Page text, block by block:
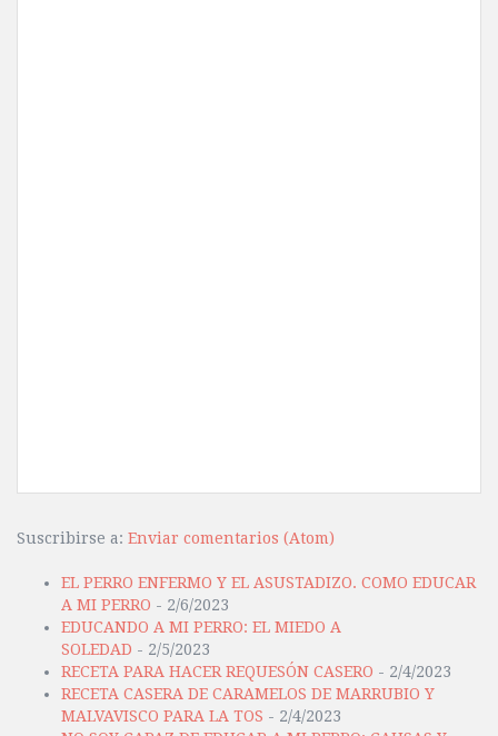
Suscribirse a: Enviar comentarios (Atom)
EL PERRO ENFERMO Y EL ASUSTADIZO. COMO EDUCAR
A MI PERRO - 2/6/2023
EDUCANDO A MI PERRO: EL MIEDO A
SOLEDAD - 2/5/2023
RECETA PARA HACER REQUESÓN CASERO - 2/4/2023
RECETA CASERA DE CARAMELOS DE MARRUBIO Y
MALVAVISCO PARA LA TOS - 2/4/2023